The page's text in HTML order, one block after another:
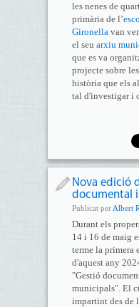
les nenes de
primària de l’
Gironellavan
el seu arxiu
que es va
projecte sobre
història que els
tal d'investigar i
Nova edició
documental
Publicat per Albert
Durant els
14 i 16 de maig
terme la primera
d'aquest any
"Gestió
municipals". El
impartint des de